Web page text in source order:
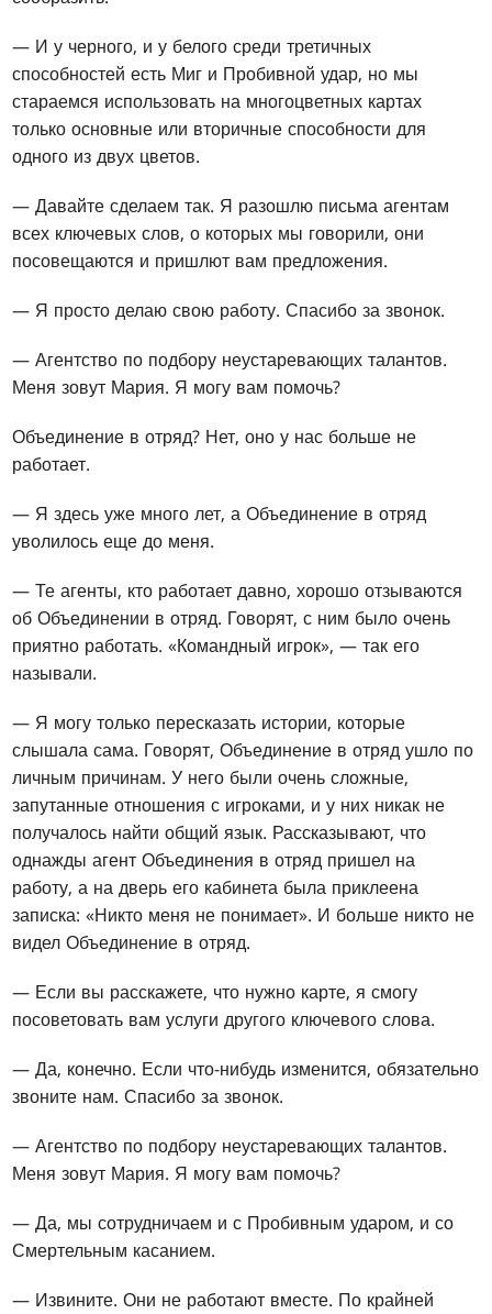
— И у черного, и у белого среди третичных
способностей есть Миг и Пробивной удар, но мы
стараемся использовать на многоцветных картах
только основные или вторичные способности для
одного из двух цветов.
— Давайте сделаем так. Я разошлю письма агентам
всех ключевых слов, о которых мы говорили, они
посовещаются и пришлют вам предложения.
— Я просто делаю свою работу. Спасибо за звонок.
— Агентство по подбору неустаревающих талантов.
Меня зовут Мария. Я могу вам помочь?
Объединение в отряд? Нет, оно у нас больше не
работает.
— Я здесь уже много лет, а Объединение в отряд
уволилось еще до меня.
— Те агенты, кто работает давно, хорошо отзываются
об Объединении в отряд. Говорят, с ним было очень
приятно работать. «Командный игрок», — так его
называли.
— Я могу только пересказать истории, которые
слышала сама. Говорят, Объединение в отряд ушло по
личным причинам. У него были очень сложные,
запутанные отношения с игроками, и у них никак не
получалось найти общий язык. Рассказывают, что
однажды агент Объединения в отряд пришел на
работу, а на дверь его кабинета была приклеена
записка: «Никто меня не понимает». И больше никто не
видел Объединение в отряд.
— Если вы расскажете, что нужно карте, я смогу
посоветовать вам услуги другого ключевого слова.
— Да, конечно. Если что-нибудь изменится, обязательно
звоните нам. Спасибо за звонок.
— Агентство по подбору неустаревающих талантов.
Меня зовут Мария. Я могу вам помочь?
— Да, мы сотрудничаем и с Пробивным ударом, и со
Смертельным касанием.
— Извините. Они не работают вместе. По крайней